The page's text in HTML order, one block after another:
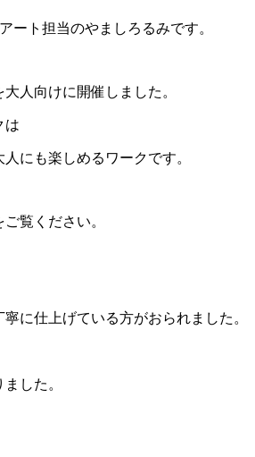
ート担当のやましろるみです。
人向けに開催しました。
は
にも楽しめるワークです。
覧ください。
に仕上げている方がおられました。
した。